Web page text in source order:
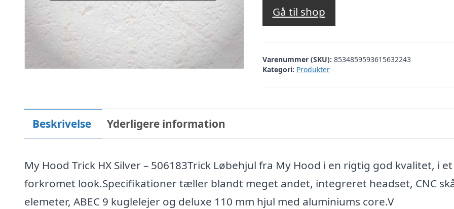
Gå til shop
Varenummer (SKU): 8534859593615632243
Kategori: Produkter
Beskrivelse Yderligere information
My Hood Trick HX Silver – 506183Trick Løbehjul fra My Hood i en rigtig god kvalitet, i
forkromet look.Specifikationer tæller blandt meget andet, integreret headset, CNC
elemeter, ABEC 9 kuglelejer og deluxe 110 mm hjul med aluminiums core.V